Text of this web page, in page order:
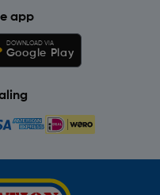
app
DOWNLOAD VIA
Google Play